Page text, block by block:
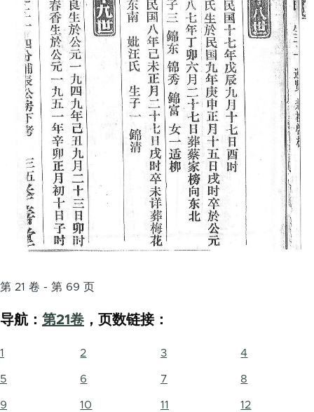
第 21 卷 - 第 69 页
导航： 第21卷 ，页数链接：
1 2 3 4
5 6 7 8
9 10 11 12